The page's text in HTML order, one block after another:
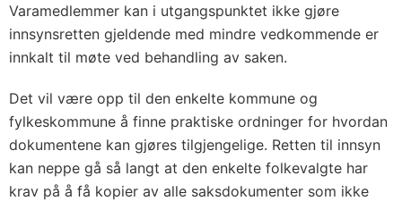
Varamedlemmer kan i utgangspunktet ikke gjøre
innsynsretten gjeldende med mindre vedkommende er
innkalt til møte ved behandling av saken.
Det vil være opp til den enkelte kommune og
fylkeskommune å fin­ne praktiske ordninger for hvordan
dokumentene kan gjøres til­gjengelige. Retten til innsyn
kan neppe gå så langt at den enkelte folkevalgte har
krav på å få kopier av alle saksdokumenter som ikke